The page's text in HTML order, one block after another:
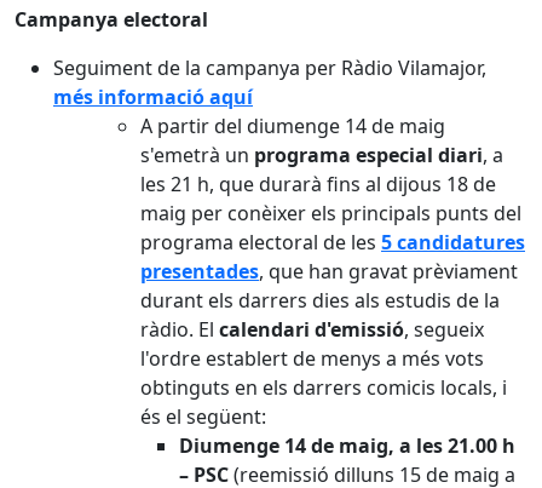
Campanya electoral
Seguiment de la campanya per Ràdio Vilamajor,
més informació aquí
A partir del diumenge 14 de maig
s'emetrà un programa especial diari, a
les 21 h, que durarà fins al dijous 18 de
maig per conèixer els principals punts del
programa electoral de les 5 candidatures
presentades, que han gravat prèviament
durant els darrers dies als estudis de la
ràdio. El calendari d'emissió, segueix
l'ordre establert de menys a més vots
obtinguts en els darrers comicis locals, i
és el següent:
Diumenge 14 de maig, a les 21.00 h
– PSC(reemissió dilluns 15 de maig a